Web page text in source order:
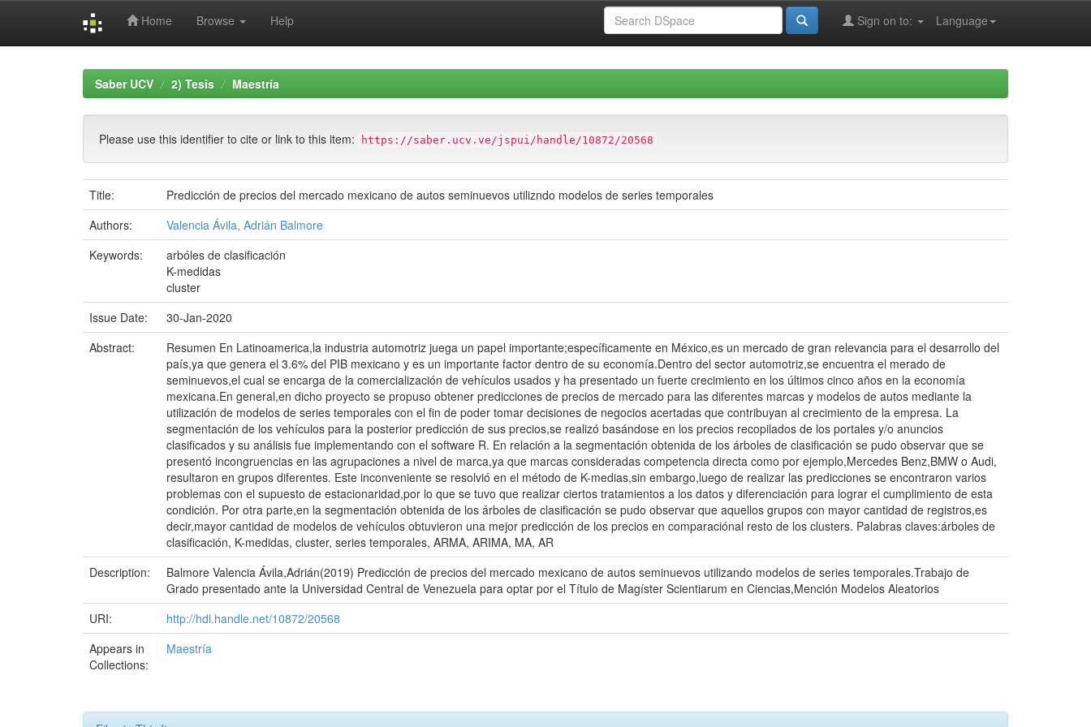
Home Browse Help Language
Sign on to:
Saber UCV 2) Tesis Maestría
Please use this identifier to cite or link to this item: https://saber.ucv.ve/jspui/handle/10872/20568
Title:
Predicción de precios del mercado mexicano de autos seminuevos utilizndo modelos de series temporales
Authors:
Valencia Ávila, Adrián Balmore
Keywords:
arbóles de clasificación
K-medidas
cluster
Issue Date:
30-Jan-2020
Abstract:
Resumen En Latinoamerica,la industria automotriz juega un papel importante;específicamente en México,es un mercado de gran relevancia para el desarrollo del
país,ya que genera el 3.6% del PIB mexicano y es un importante factor dentro de su economía.Dentro del sector automotriz,se encuentra el merado de
seminuevos,el cual se encarga de la comercialización de vehículos usados y ha presentado un fuerte crecimiento en los últimos cinco años en la economía
mexicana.En general,en dicho proyecto se propuso obtener predicciones de precios de mercado para las diferentes marcas y modelos de autos mediante la
utilización de modelos de series temporales con el fin de poder tomar decisiones de negocios acertadas que contribuyan al crecimiento de la empresa. La
segmentación de los vehículos para la posterior predicción de sus precios,se realizó basándose en los precios recopilados de los portales y/o anuncios
clasificados y su análisis fue implementando con el software R. En relación a la segmentación obtenida de los árboles de clasificación se pudo observar que se
presentó incongruencias en las agrupaciones a nivel de marca,ya que marcas consideradas competencia directa como por ejemplo,Mercedes Benz,BMW o Audi,
resultaron en grupos diferentes. Este inconveniente se resolvió en el método de K-medias,sin embargo,luego de realizar las predicciones se encontraron varios
problemas con el supuesto de estacionaridad,por lo que se tuvo que realizar ciertos tratamientos a los datos y diferenciación para lograr el cumplimiento de esta
condición. Por otra parte,en la segmentación obtenida de los árboles de clasificación se pudo observar que aquellos grupos con mayor cantidad de registros,es
decir,mayor cantidad de modelos de vehículos obtuvieron una mejor predicción de los precios en comparaciónal resto de los clusters. Palabras claves:árboles de
clasificación, K-medidas, cluster, series temporales, ARMA, ARIMA, MA, AR
Description:
Balmore Valencia Ávila,Adrián(2019) Predicción de precios del mercado mexicano de autos seminuevos utilizando modelos de series temporales.Trabajo de
Grado presentado ante la Universidad Central de Venezuela para optar por el Título de Magíster Scientiarum en Ciencias,Mención Modelos Aleatorios
URI:
http://hdl.handle.net/10872/20568
Appears in
Collections:
Maestría